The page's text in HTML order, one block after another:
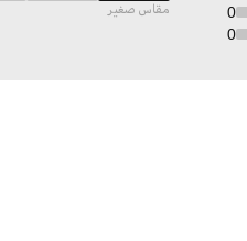
0
0
مقاس صغير